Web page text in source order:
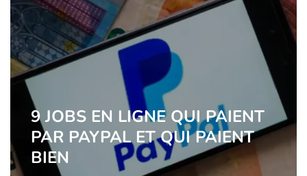
9 JOBS EN LIGNE QUI PAIENT
PAR PAYPAL ET QUI PAIENT
BIEN